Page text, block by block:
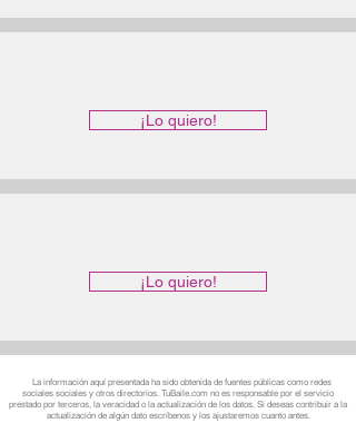
¡Lo quiero!
¡Lo quiero!
La información aquí presentada ha sido obtenida de fuentes públicas como redes
sociales sociales y otros directorios. TuBaile.com no es responsable por el servicio
prestado por terceros, la veracidad o la actualización de los datos. Si deseas contribuir a la
actualización de algún dato escríbenos y los ajustaremos cuanto antes.